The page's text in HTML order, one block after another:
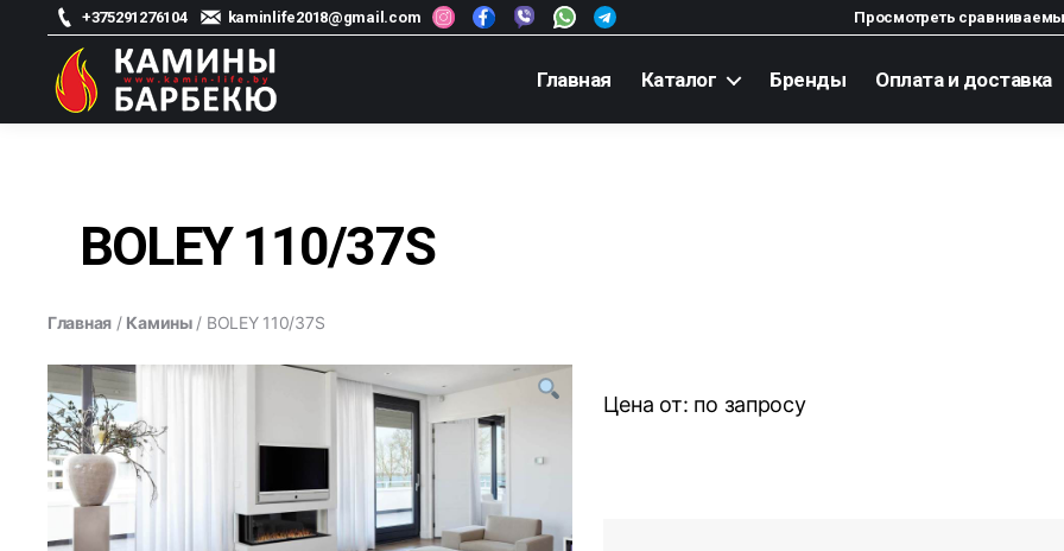
+375291276104 kaminlife2018@gmail.com Просмотреть
kamin-
каминов
Главная Каталог Бренды Оплата и доставка
BOLEY 110/37S
Главная / Камины/ BOLEY 110/37S
Цена от: по запросу